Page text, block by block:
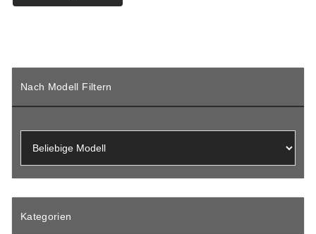
Die
der
werden
Nach Modell Filtern
Kategorien